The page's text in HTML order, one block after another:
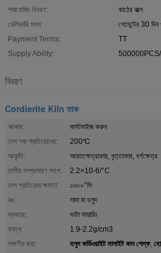
প্যাকেজিং বিবরণ:
কাঠের বাক্স
ডেলিভারি সময়:
পেমেন্টের 30 দিন
Payment Terms:
TT
Supply Ability:
বিবরণ
Cordierite Kiln তাক
আকার:
কাস্টমাইজ করুন
তাপ শক প্রতিরোধের:
200℃
আকৃতি:
আয়তক্ষেত্রাকার, বৃত্তাকার, বর্গক্ষেত্র
তাপীয় সম্প্রসারণ সহগ:
2.2×10-6/°C
তাপ প্রতিরোধ ক্ষমতা:
১৩০০°সি
রঙ:
সাদা বা হলুদ
ব্যবহার:
ভাটা ফায়ারিং
ঘনত্ব:
1.9-2.2g/cm3
লক্ষণীয় করা:
হলুদ কর্ডিওরাইট মালাইট ফান শেল্ফ,